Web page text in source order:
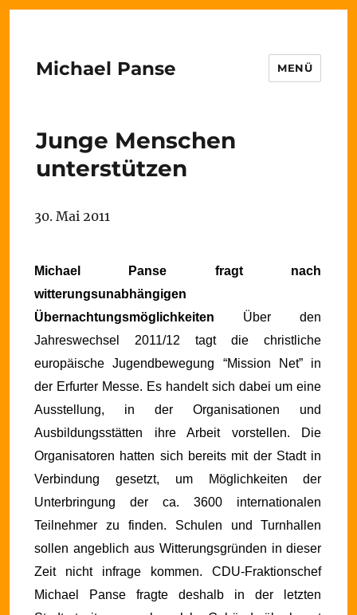
Michael Panse MENÜ
Junge Menschen
unterstützen
30. Mai 2011
Michael Panse fragt nach
witterungsunabhängigen
Übernachtungsmöglichkeiten Über den
Jahreswechsel 2011/12 tagt die christliche
europäische Jugendbewegung “Mission Net” in
der Erfurter Messe. Es handelt sich dabei um eine
Ausstellung, in der Organisationen und
Ausbildungsstätten ihre Arbeit vorstellen. Die
Organisatoren hatten sich bereits mit der Stadt in
Verbindung gesetzt, um Möglichkeiten der
Unterbringung der ca. 3600 internationalen
Teilnehmer zu finden. Schulen und Turnhallen
sollen angeblich aus Witterungsgründen in dieser
Zeit nicht infrage kommen. CDU-Fraktionschef
Michael Panse fragte deshalb in der letzten